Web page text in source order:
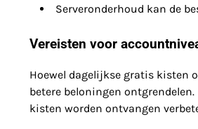
Serveronderhoud kan de
Vereisten voor
Hoewel dagelijkse gratis kisten
betere beloningen
kisten worden ontvangen